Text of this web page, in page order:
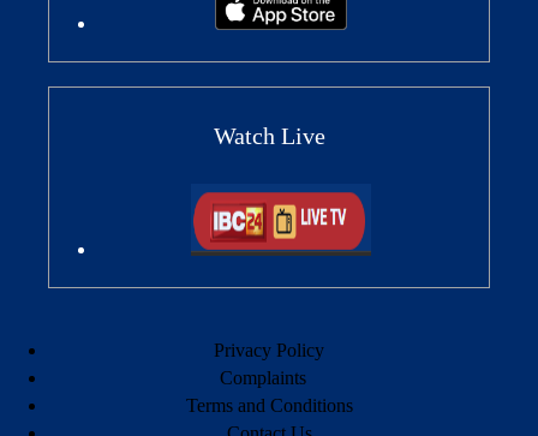
Watch Live
Privacy Policy
Complaints
Terms and Conditions